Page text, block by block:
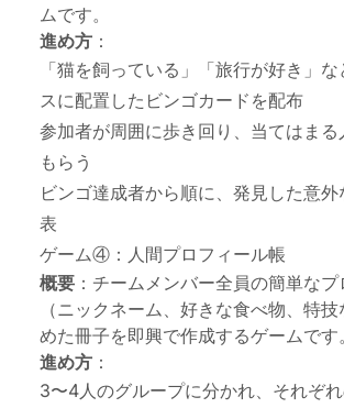
ムです。
進め方 ：
「猫を飼っている」「旅行が好き」
スに配置したビンゴカードを配布
参加者が周囲に歩き回り、当てはまる
もらう
ビンゴ達成者から順に、発見した意
表
ゲーム④：人間プロフィール帳
概要 ：チームメンバー全員の簡単な
（ニックネーム、好きな食べ物、特
めた冊子を即興で作成するゲームです。
進め方 ：
3〜4人のグループに分かれ、それぞ